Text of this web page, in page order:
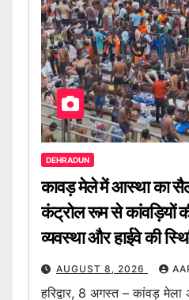
DEHRADUN
कावड़ मेले में आस्था का
कंट्रोल रूम से कांवड़ियों
व्यवस्था और हाईवे की
AUGUST 8, 2026
हरिद्वार, 8 अगस्त – कांवड़